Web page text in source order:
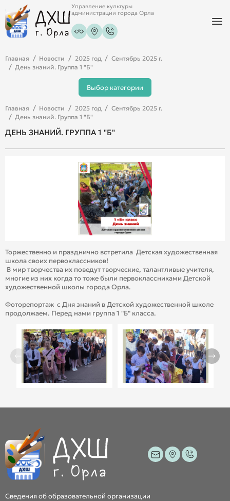
Управление культуры
администрации города Орла
Главная Новости 2025 год
Сентябрь 2025 г.
День знаний. Группа 1 "Б"
Выбор категории
Главная Новости 2025 год
Сентябрь 2025 г.
День знаний. Группа 1 "Б"
ДЕНЬ ЗНАНИЙ. ГРУППА 1 "Б"
Торжественно и празднично встретила Детская художественная
школа своих первоклассников!
В мир творчества их поведут творческие, талантливые учителя,
многие из них когда то тоже были первоклассниками Детской
художественной школы города Орла.
Фоторепортаж с Дня знаний в Детской художественной школе
продолжаем. Перед нами группа 1 "Б" класса.
Сведения об образовательной организации